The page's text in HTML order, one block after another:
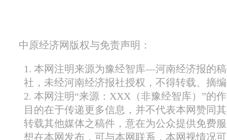
中原经济网版权与免责声明：
1. 本网注明来源为豫经智库—河南经济报的
社，未经河南经济报社授权，不得转载、摘
2. 本网注明“来源：XXX（非豫经智库）”的
目的在于传递更多信息，并不代表本网赞同
转载其他媒体之稿件，意在为公众提供免费
想在本网发布，可与本网联系，本网视情况